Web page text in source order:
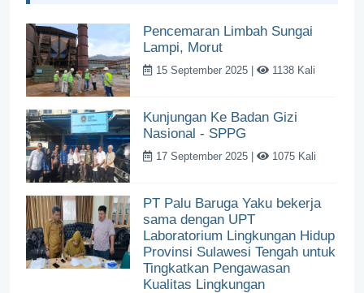
Pencemaran Limbah Sungai
Lampi, Morut
15 September 2025 | 1138 Kali
Kunjungan Ke Badan Gizi
Nasional - SPPG
17 September 2025 | 1075 Kali
PT Palu Baruga Yaku bekerja
sama dengan UPT
Laboratorium Lingkungan Hidup
Provinsi Sulawesi Tengah untuk
Tingkatkan Pengawasan
Kualitas Lingkungan